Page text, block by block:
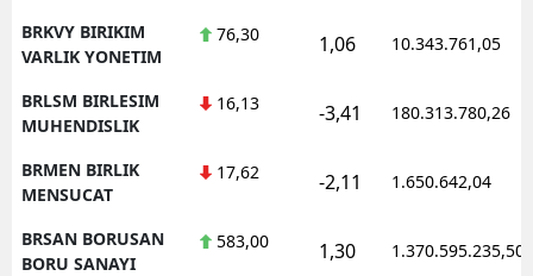
BRKVY BIRIKIM
VARLIK YONETIM
76,30 1,06 10.343.761,05
BRLSM BIRLESIM
MUHENDISLIK
16,13 -3,41 180.313.780,26
BRMEN BIRLIK
MENSUCAT
17,62 -2,11 1.650.642,04
BRSAN BORUSAN
BORU SANAYI
583,00 1,30 1.370.595.235,50